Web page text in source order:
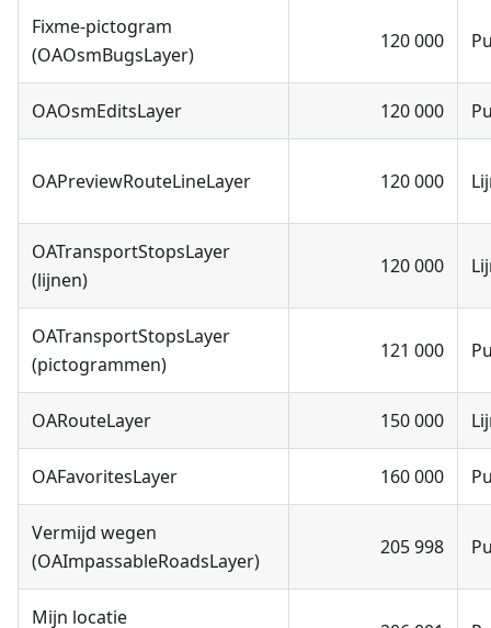
Fixme-pictogram
(OAOsmBugsLayer)
120 000
OAOsmEditsLayer 120 000
OAPreviewRouteLineLayer 120 000
OATransportStopsLayer
(lijnen)
120 000
OATransportStopsLayer
(pictogrammen)
121 000
OARouteLayer 150 000
OAFavoritesLayer 160 000
Vermijd wegen
(OAImpassableRoadsLayer)
205 998
Mijn locatie